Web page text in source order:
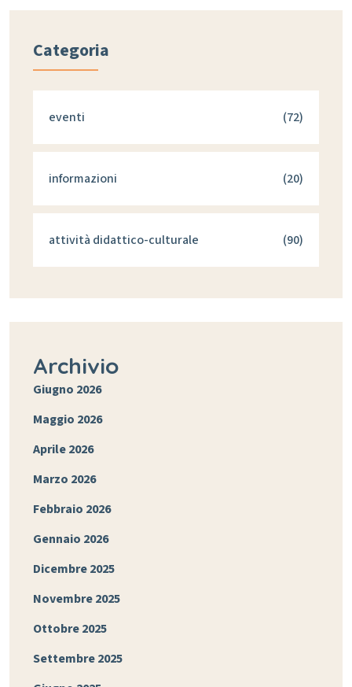
Categoria
eventi (72)
informazioni (20)
attività didattico-culturale (90)
Archivio
Giugno 2026
Maggio 2026
Aprile 2026
Marzo 2026
Febbraio 2026
Gennaio 2026
Dicembre 2025
Novembre 2025
Ottobre 2025
Settembre 2025